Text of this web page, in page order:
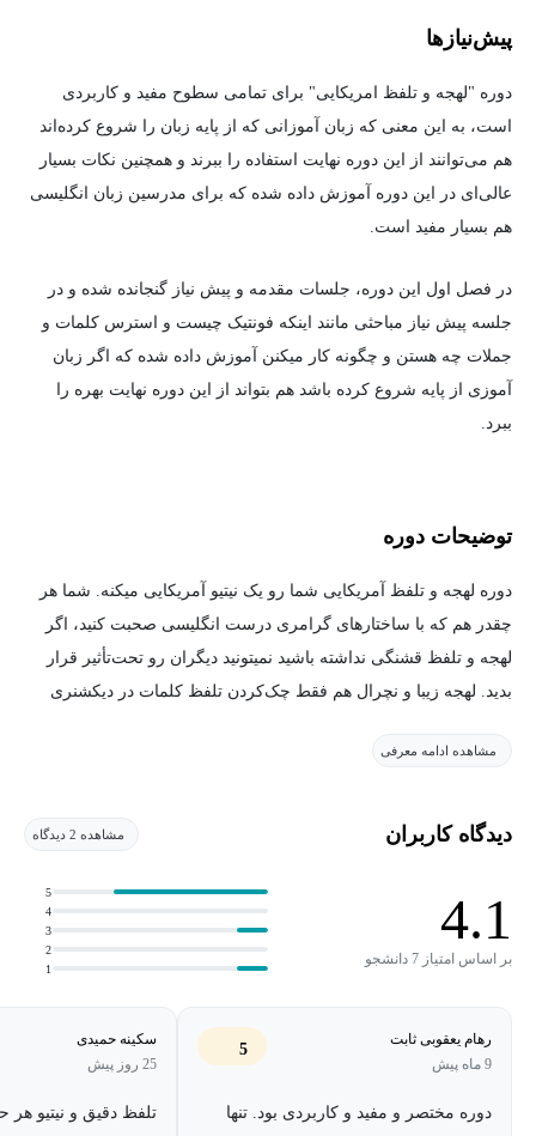
پیش‌نیاز‌ها
دوره "لهجه و تلفظ امریکایی" برای تمامی سطوح مفید و کاربردی
است، به این معنی که زبان آموزانی که از پایه زبان را شروع کرده‌اند
هم می‌توانند از این دوره نهایت استفاده را ببرند و همچنین نکات بسیار
عالی‌ای در این دوره آموزش داده شده که برای مدرسین زبان انگلیسی
هم بسیار مفید است.
در فصل اول این دوره، جلسات مقدمه و پیش نیاز گنجانده شده و در
جلسه پیش نیاز مباحثی مانند اینکه فونتیک چیست و استرس کلمات و
جملات چه هستن و چگونه کار میکنن آموزش داده شده که اگر زبان
آموزی از پایه شروع کرده باشد هم بتواند از این دوره نهایت بهره را
ببرد.
توضیحات دوره
دوره لهجه و تلفظ آمریکایی شما رو یک نیتیو آمریکایی میکنه. شما هر
چقدر هم که با ساختارهای گرامری درست انگلیسی صحبت کنید، اگر
لهجه و تلفظ قشنگی نداشته باشید نمیتونید دیگران رو تحت‌تأثیر قرار
بدید. لهجه زیبا و نچرال هم فقط چک‌کردن تلفظ کلمات در دیکشنری
جملات آشنا باشید.
من تمام این آیتم‌ها رو با هر چیزی که شما برای یک لهجه نچرال و
بی‌نقص امریکایی نیاز دارید در این دوره آموزش دادم و تجربیات سال‌ها
تدریس و مطالعه زبانم رو در این دوره گنجاندم. هر یک دقیقه از این
دوره آموزشی نتیجه ساعت‌ها تحقیق و مطالعه من روی لهجه امریکایی
هست که شما میتونید بدون صرفِ وقت زیاد این اطلاعات رو
مشاهده ادامه معرفی
دیدگاه کاربران مشاهده 2 دیدگاه
4.1
بر اساس امتیاز 7 دانشجو
1
2
3
4
5
رهام یعقوبی ثابت
9 ماه پیش
5
دوره مختصر و مفید و کاربردی بود. تنها
سکینه حمیدی
25 روز پیش
تلفظ دقیق و نیتیو